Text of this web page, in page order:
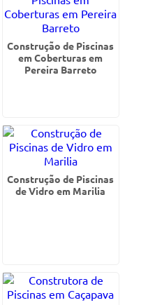
Construção de Piscinas
em Coberturas em
Pereira Barreto
Construção de Piscinas
de Vidro em Marilia